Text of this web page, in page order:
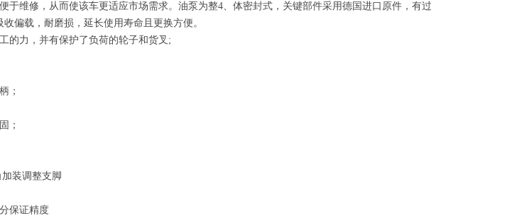
于维修，从而使该车更适应市场需求。油泵为整4、 体密封式，关键部件采用德国进口原件，有过
偏载，耐磨损，延长使用寿命且更换方便。
的力，并有保护了负荷的轮子和货叉 ;
；
；
装调整支脚
保证精度